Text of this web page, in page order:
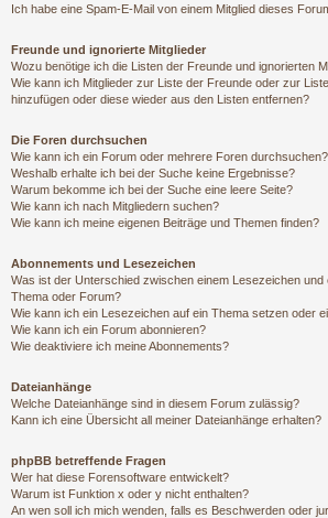
Ich habe eine Spam-E-Mail von einem Mitglied dieses
Freunde und ignorierte Mitglieder
Wozu benötige ich die Listen der Freunde und ignorierten
Wie kann ich Mitglieder zur Liste der Freunde oder zur
hinzufügen oder diese wieder aus den Listen entfernen?
Die Foren durchsuchen
Wie kann ich ein Forum oder mehrere Foren durchsuchen?
Weshalb erhalte ich bei der Suche keine Ergebnisse?
Warum bekomme ich bei der Suche eine leere Seite?
Wie kann ich nach Mitgliedern suchen?
Wie kann ich meine eigenen Beiträge und Themen finden?
Abonnements und Lesezeichen
Was ist der Unterschied zwischen einem Lesezeichen und
Thema oder Forum?
Wie kann ich ein Lesezeichen auf ein Thema setzen oder
Wie kann ich ein Forum abonnieren?
Wie deaktiviere ich meine Abonnements?
Dateianhänge
Welche Dateianhänge sind in diesem Forum zulässig?
Kann ich eine Übersicht all meiner Dateianhänge erhalten?
phpBB betreffende Fragen
Wer hat diese Forensoftware entwickelt?
Warum ist Funktion x oder y nicht enthalten?
An wen soll ich mich wenden, falls es Beschwerden oder